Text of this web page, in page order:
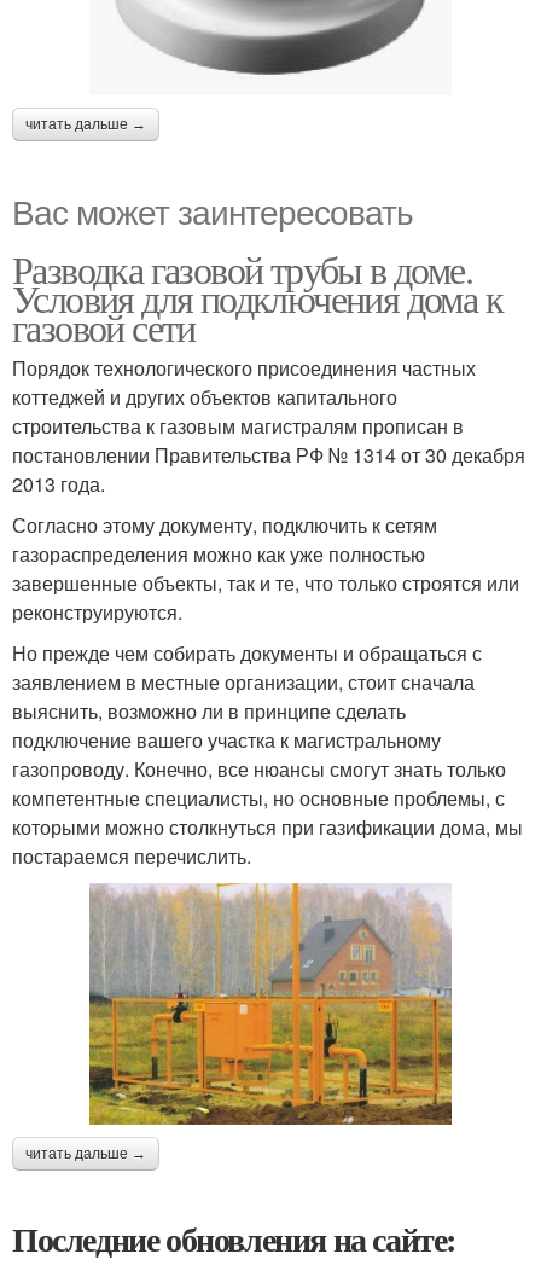
читать дальше →
Вас может заинтересовать
Разводка газовой трубы в доме.
Условия для подключения дома к
газовой сети
Порядок технологического присоединения частных
коттеджей и других объектов капитального
строительства к газовым магистралям прописан в
постановлении Правительства РФ № 1314 от 30 декабря
2013 года.
Согласно этому документу, подключить к сетям
газораспределения можно как уже полностью
завершенные объекты, так и те, что только строятся или
реконструируются.
Но прежде чем собирать документы и обращаться с
заявлением в местные организации, стоит сначала
выяснить, возможно ли в принципе сделать
подключение вашего участка к магистральному
газопроводу. Конечно, все нюансы смогут знать только
компетентные специалисты, но основные проблемы, с
которыми можно столкнуться при газификации дома, мы
постараемся перечислить.
читать дальше →
Последние обновления на сайте: